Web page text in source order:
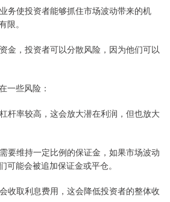
务使投资者能够抓住市场波动带来的机
限。
金，投资者可以分散风险，因为他们可以
一些风险：
杆率较高，这会放大潜在利润，但也放大
要维持一定比例的保证金，如果市场波动
可能会被追加保证金或平仓。
收取利息费用，这会降低投资者的整体收